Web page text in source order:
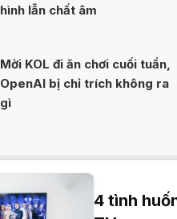
hình lẫn chất âm
Mời KOL đi ăn chơi cuối tuần,
OpenAI bị chỉ trích không ra
gì
4 tình